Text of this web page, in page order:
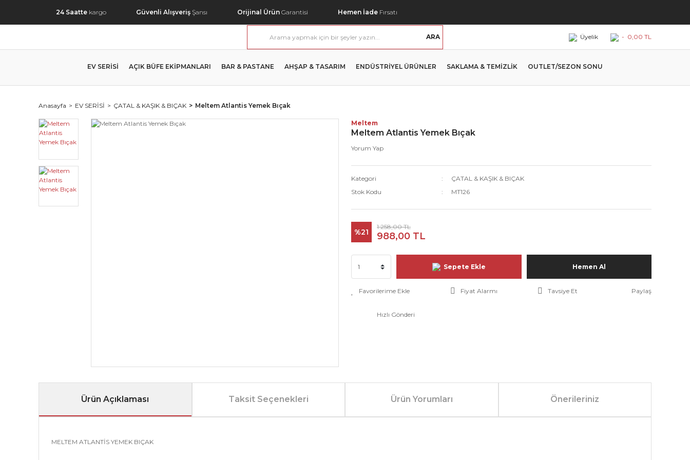
24 Saatte kargo Güvenli Alışveriş Şansı Orijinal Ürün Garantisi Hemen İade Fırsatı
ARA Üyelik - 0,00 TL
EV SERİSİ AÇIK BÜFE EKİPMANLARI BAR & PASTANE AHŞAP & TASARIM ENDÜSTRİYEL ÜRÜNLER SAKLAMA & TEMİZLİK OUTLET/SEZON SONU
Anasayfa EV SERİSİ ÇATAL & KAŞIK & BIÇAK Meltem Atlantis Yemek Bıçak
Meltem
Meltem Atlantis Yemek Bıçak
Yorum Yap
Kategori
ÇATAL & KAŞIK & BIÇAK
Stok Kodu
MT126
%21
1.258,00 TL
988,00 TL
Sepete Ekle Hemen Al
Fiyat Alarmı Tavsiye Et Paylaş
Hızlı Gönderi
Ürün Açıklaması Taksit Seçenekleri Ürün Yorumları Önerileriniz
MELTEM ATLANTİS YEMEK BIÇAK